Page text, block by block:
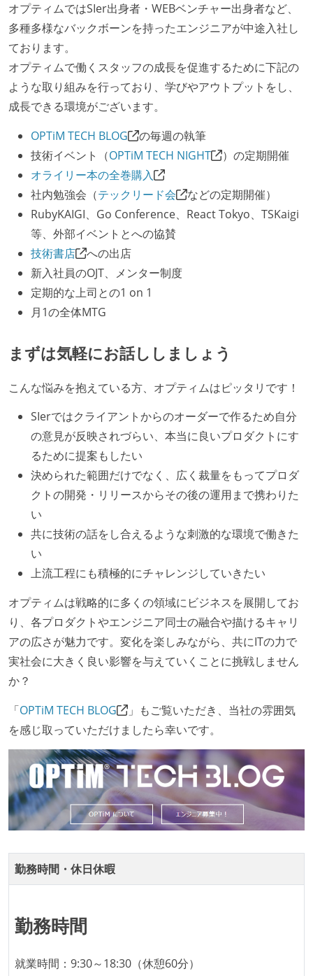
エンジニアが自発的に外部のイベントやカンファレン
スに登壇している
最新技術を追いかけるための社内勉強会が定期開催さ
れ、参加者が自主的に参加している
Slack等で、最新技術の良し悪しをメンバーがよく会話
している
開発メンバーの裁量
設計・実装から運用までを同じ開発チームが担い、フ
ロントエンド、バックエンド、インフラといった役割
の境界を超えて、個人が必要な範囲にまで染み出して
いく姿勢が根付いている
OS やエディタ、IDE といった個人の環境は、各自の責
任で好きなものを使うことができる
企画を決定する場に、実装を担当する開発メンバーが
参加している
全体のスケジュール管理は、途中の成果を随時確認し
ながら、納期または盛り込む機能を柔軟に調整する形
で行う
プロダクトの開発言語やフレームワークなど主要な構
ていない
コード品質向上のための取り組み
本番にデプロイされるコードには、全てコードレビュ
ーまたはペアプログラミングを実施している
「リファクタリングは随時行われるべき」という価値
観をメンバー全員が共有しており、日常的に実施して
いる
何らかのコーディング規約をチーム全体で遵守するよ
うにしている
テストの実施度
ほとんどのプロダクトコードに単体テストを記述、実
施している
る
オープンな情報共有
人事情報や秘匿性の高い内容を除いて、経営陣やマネ
ージャー以上の会議での議事録が社員にも公開されて
いる
ドキュメントの整備やペアプロ、モブワークなど、ナ
取り組みをしている）
週2日リモート勤務のハイブリットワーク（週3出社）
ジニアがいる
オプティムではSIer出身者・WEBベンチャー出身者など、
多種多様なバックボーンを持ったエンジニアが中途入社し
ております。
オプティムで働くスタッフの成長を促進するために下記の
ような取り組みを行っており、学びやアウトプットをし、
成長できる環境がございます。
OPTiM TECH BLOG
の毎週の執筆
技術イベント（OPTiM TECH NIGHT
）の定期開催
オライリー本の全巻購入
社内勉強会（テックリード会
などの定期開催）
RubyKAIGI、Go Conference、React Tokyo、TSKaigi
等、外部イベントとへの協賛
技術書店
への出店
新入社員のOJT、メンター制度
定期的な上司との1 on 1
月1の全体MTG
まずは気軽にお話ししましょう
こんな悩みを抱えている方、オプティムはピッタリです！
SIerではクライアントからのオーダーで作るため自分
の意見が反映されづらい、本当に良いプロダクトにす
るために提案もしたい
決められた範囲だけでなく、広く裁量をもってプロダ
クトの開発・リリースからその後の運用まで携わりた
い
共に技術の話をし合えるような刺激的な環境で働きた
い
上流工程にも積極的にチャレンジしていきたい
オプティムは戦略的に多くの領域にビジネスを展開してお
り、各プロダクトやエンジニア同士の融合や描けるキャリ
アの広さが魅力です。変化を楽しみながら、共にITの力で
実社会に大きく良い影響を与えていくことに挑戦しません
か？
「OPTiM TECH BLOG
」もご覧いただき、当社の雰囲気
を感じ取っていただけましたら幸いです。
勤務時間・休日休暇
勤務時間
就業時間：9:30～18:30（休憩60分）